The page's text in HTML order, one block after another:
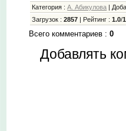
Категория :А. Абикулова
Загрузок :2857 Рейтинг :1.0/1
Всего комментариев :0
Добавлять